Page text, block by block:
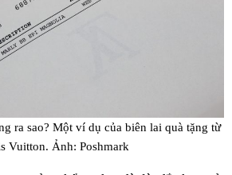
ra sao? Một ví dụ của biên lai quà tặng từ
Vuitton. Ảnh: Poshmark